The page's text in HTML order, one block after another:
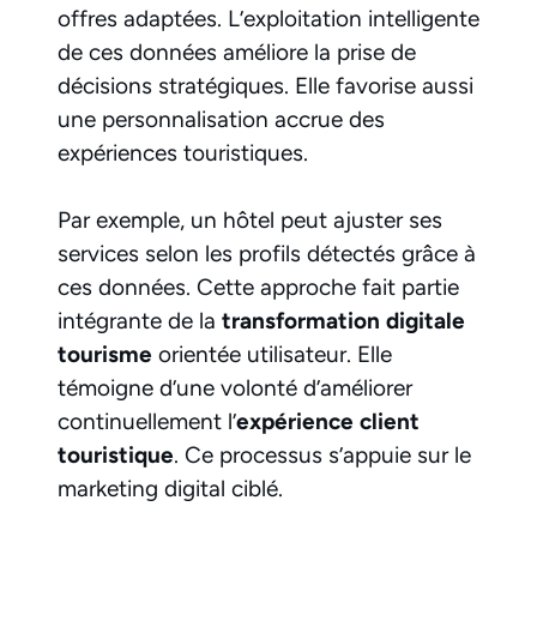
offres adaptées. L’exploitation intelligente
de ces données améliore la prise de
décisions stratégiques. Elle favorise aussi
une personnalisation accrue des
expériences touristiques.
Par exemple, un hôtel peut ajuster ses
services selon les profils détectés grâce à
ces données. Cette approche fait partie
intégrante de la transformation digitale
tourisme orientée utilisateur. Elle
témoigne d’une volonté d’améliorer
continuellement l’expérience client
touristique. Ce processus s’appuie sur le
marketing digital ciblé.